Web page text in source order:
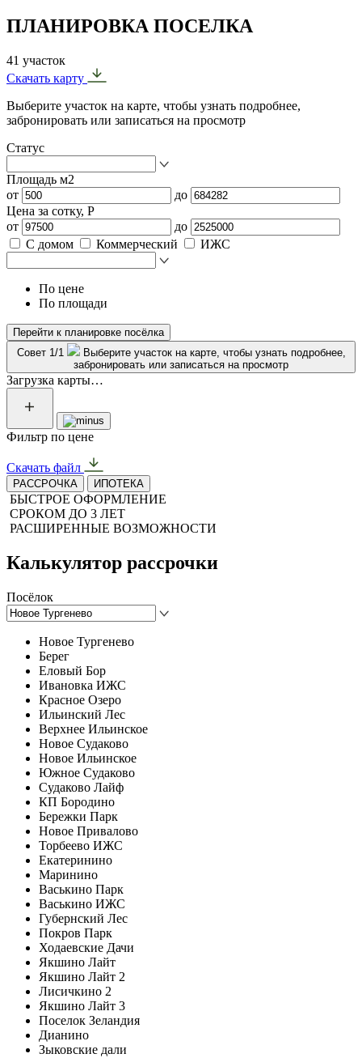
ПЛАНИРОВКА ПОСЕЛКА
41 участок
Скачать карту
Выберите участок на карте, чтобы узнать подробнее,
забронировать или записаться на просмотр
Статус
Площадь м2
от
до
Цена за сотку, Р
от
до
С домом
Коммерческий ИЖС
По цене
По площади
Перейти к планировке посёлка
Совет 1/1
Выберите участок на карте, чтобы узнать подробнее,
забронировать или записаться на просмотр
Загрузка карты…
Фильтр по цене
Скачать файл
РАССРОЧКА ИПОТЕКА
БЫСТРОЕ ОФОРМЛЕНИЕ
СРОКОМ ДО 3 ЛЕТ
РАСШИРЕННЫЕ ВОЗМОЖНОСТИ
Калькулятор рассрочки
Посёлок
Новое Тургенево
Берег
Еловый Бор
Ивановка ИЖС
Красное Озеро
Ильинский Лес
Верхнее Ильинское
Новое Судаково
Новое Ильинское
Южное Судаково
Судаково Лайф
КП Бородино
Бережки Парк
Новое Привалово
Торбеево ИЖС
Екатеринино
Маринино
Васькино Парк
Васькино ИЖС
Губернский Лес
Покров Парк
Ходаевские Дачи
Якшино Лайт
Якшино Лайт 2
Лисичкино 2
Якшино Лайт 3
Поселок Зеландия
Дианино
Зыковские дали